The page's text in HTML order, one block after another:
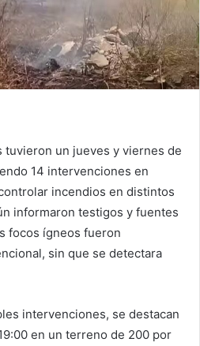
tuvieron un jueves y viernes de
14 intervenciones en
incendios en distintos
informaron testigos y fuentes
focos ígneos fueron
sin que se detectara
intervenciones, se destacan
en un terreno de 200 por